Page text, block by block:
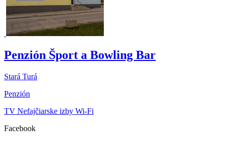
Penzión Šport a Bowling Bar
Stará Turá
Penzión
TV Nefajčiarske izby Wi-Fi
Facebook